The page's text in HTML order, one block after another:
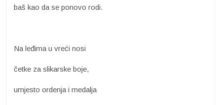
baš kao da se ponovo rodi.
Na leđima u vreći nosi
četke za slikarske boje,
umjesto ordenja i medalja